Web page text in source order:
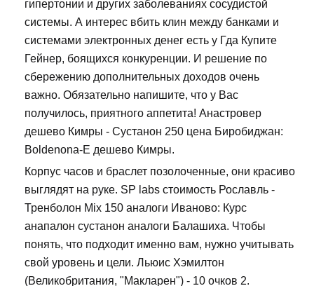
гипертонии и других заболеваниях сосудистой
системы. А интерес вбить клин между банками и
системами электронных денег есть у Гда Купите
Гейнер, боящихся конкуренции. И решение по
сбережению дополнительных доходов очень
важно. Обязательно напишите, что у Вас
получилось, приятного аппетита! Анастровер
дешево Кимры - Сустанон 250 цена Биробиджан:
Boldenona-E дешево Кимры.
Корпус часов и браслет позолоченные, они красиво
выглядят на руке. SP labs стоимость Рославль -
Тренболон Mix 150 аналоги Иваново: Курс
анапалон сустанон аналоги Балашиха. Чтобы
понять, что подходит именно вам, нужно учитывать
свой уровень и цели. Льюис Хэмилтон
(Великобритания, "Макларен") - 10 очков 2.